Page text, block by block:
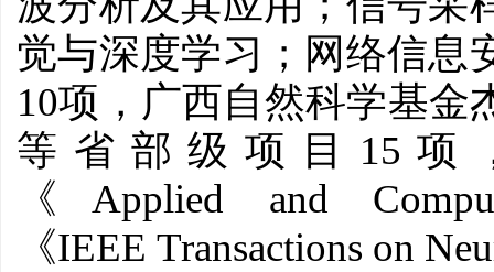
波分析及其应用；信号采
觉与深度学习；网络信息
10项，广西自然科学基金
等省部级项目 15 项
《Applied and
《IEEE Transactions on